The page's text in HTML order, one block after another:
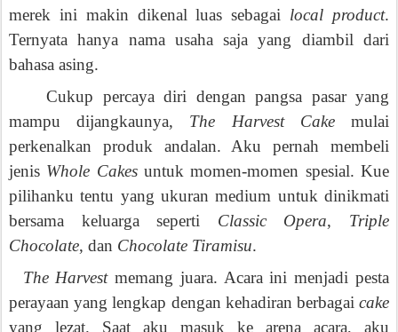
merek ini makin dikenal luas sebagai local product.
Ternyata hanya nama usaha saja yang diambil dari
bahasa asing.
Cukup percaya diri dengan pangsa pasar yang
mampu dijangkaunya, The Harvest Cakemulai
perkenalkan produk andalan. Aku pernah membeli
jenis Whole Cakesuntuk momen-momen spesial. Kue
pilihanku tentu yang ukuran medium untuk dinikmati
bersama keluarga seperti Classic Opera, Triple
Chocolate, dan Chocolate Tiramisu.
The Harvestmemang juara. Acara ini menjadi pesta
perayaan yang lengkap dengan kehadiran berbagai cake
yang lezat. Saat aku masuk ke arena acara, aku